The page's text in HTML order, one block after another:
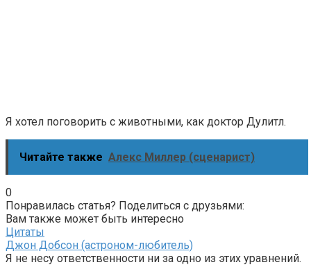
Я хотел поговорить с животными, как доктор Дулитл.
Читайте также Алекс Миллер (сценарист)
0
Понравилась статья? Поделиться с друзьями:
Вам также может быть интересно
Цитаты
Джон Добсон (астроном-любитель)
Я не несу ответственности ни за одно из этих уравнений.